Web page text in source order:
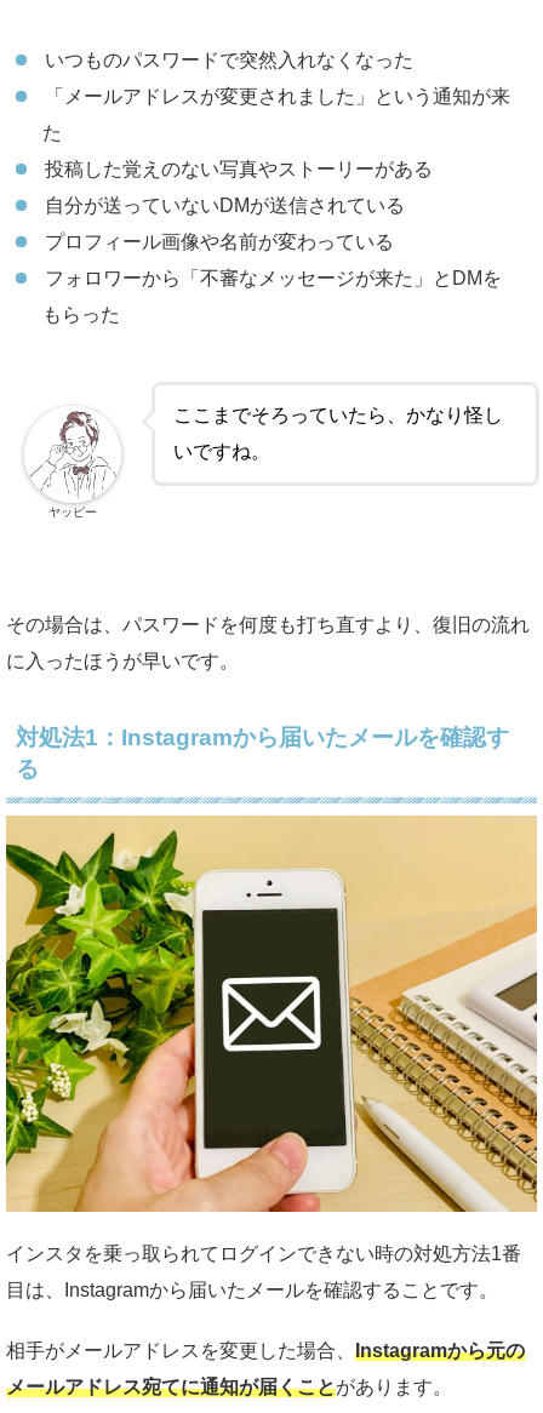
いつものパスワードで突然入れなくなった
「メールアドレスが変更されました」という通知が来
た
投稿した覚えのない写真やストーリーがある
自分が送っていないDMが送信されている
プロフィール画像や名前が変わっている
フォロワーから「不審なメッセージが来た」とDMを
もらった
ここまでそろっていたら、かなり怪し
いですね。
ヤッピー
その場合は、パスワードを何度も打ち直すより、復旧の流れ
に入ったほうが早いです。
対処法1：Instagramから届いたメールを確認す
る
インスタを乗っ取られてログインできない時の対処方法1番
目は、Instagramから届いたメールを確認することです。
相手がメールアドレスを変更した場合、 Instagramから元の
メールアドレス宛てに通知が届くことがあります。